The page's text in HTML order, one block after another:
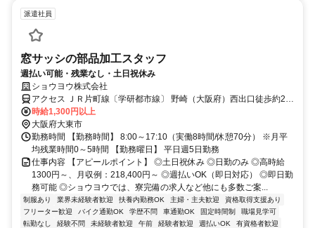
派遣社員
窓サッシの部品加工スタッフ
週払い可能・残業なし・土日祝休み
ショウヨウ株式会社
アクセス ＪＲ片町線〔学研都市線〕 野崎（大阪府）西出口徒歩約20
分、ＪＲ片町線〔学研都市線〕 住道南口徒歩約25分、ＪＲ片町線
〔学研都市線〕/ＪＲ福知山線〔宝塚線〕 四条畷東口徒歩約37分 ▼JR
学研都市線「住道」駅よりバスで20分 ▼JR学研都市線「野崎」駅よ
り徒歩で22分、車で7分※車・バイク・自転車通勤OK（敷地内駐車
場・駐輪場あり）
時給1,300円以上
大阪府大東市
勤務時間 【勤務時間】 8:00～17:10（実働8時間/休憩70分） ※月平
均残業時間0～5時間 【勤務曜日】 平日週5日勤務
仕事内容 【アピールポイント】 ◎土日祝休み ◎日勤のみ ◎高時給
1300円～、月収例：218,400円～ ◎週払いOK（即日対応） ◎即日勤
務可能 ◎ショウヨウでは、寮完備の求人など他にも多数ご案...
制服あり 業界未経験者歓迎 扶養内勤務OK 主婦・主夫歓迎
資格取得支援あり
フリーター歓迎
バイク通勤OK 学歴不問 車通勤OK 固定時間制
職場見学可
転勤なし
経験不問 未経験者歓迎 午前 経験者歓迎 週払いOK
有資格者歓迎